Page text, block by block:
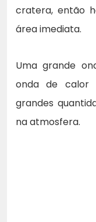
cratera, então
área imediata.
Uma grande
onda de calor
grandes
na atmosfera.